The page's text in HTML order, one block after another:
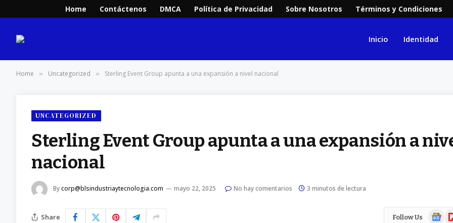
Home Contáctenos DMCA Política de Privacidad Sobre Nosotros Términos y Condiciones
Inicio Identidad
Home » Uncategorized » Sterling Event Group apunta a una expansión a nivel nacional
UNCATEGORIZED
Sterling Event Group apunta a una expansión a
nacional
Bycorp@blsindustriaytecnologia.com mayo 22, 2025 No hay comentarios 3 minutos de lectura
Share Follow Us
Google